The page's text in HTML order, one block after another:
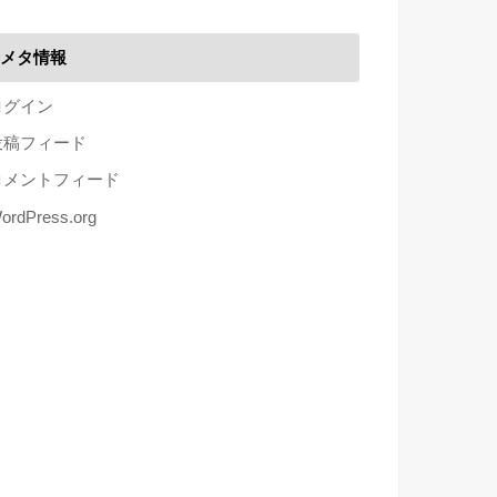
メタ情報
グイン
稿フィード
メントフィード